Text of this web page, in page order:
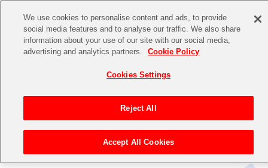
CHANNEL STORE EVENT
アイドルマスターシリーズ
アイドルマスター
イベントグッズ
トイ・ホビー
> キャラクター > ナムコクラシック
We use cookies to personalise content and ads, to provide
social media features and to analyse our traffic. We also share
information about your use of our site with our social media,
advertising and analytics partners.
Cookie Policy
Cookies Settings
Reject All
Accept All Cookies